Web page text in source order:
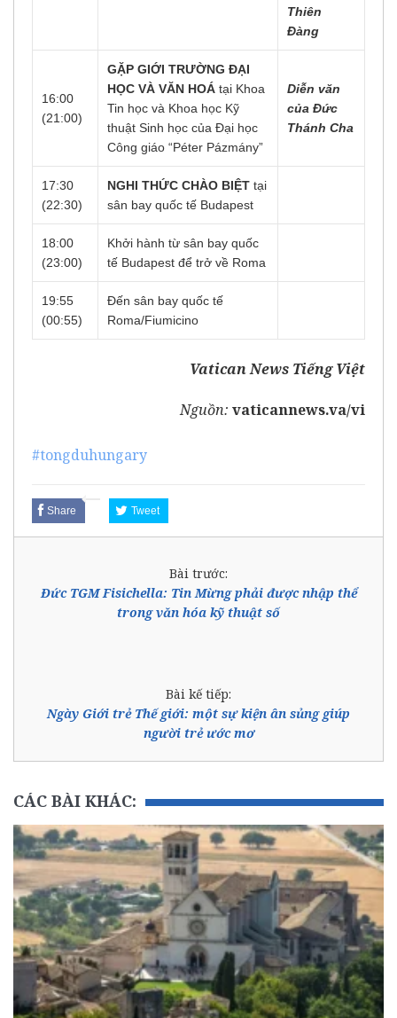
Thiên
Đàng
16:00
(21:00)
GẶP GIỚI TRƯỜNG ĐẠI
HỌC VÀ VĂN HOÁ tại Khoa
Tin học và Khoa học Kỹ
thuật Sinh học của Đại học
Công giáo “Péter Pázmány”
Diễn văn
của Đức
Thánh Cha
17:30
(22:30)
NGHI THỨC CHÀO BIỆT tại
sân bay quốc tế Budapest
18:00
(23:00)
Khởi hành từ sân bay quốc
tế Budapest để trở về Roma
19:55
(00:55)
Đến sân bay quốc tế
Roma/Fiumicino
Vatican News Tiếng Việt
Nguồn: vaticannews.va/vi
#tongduhungary
Share Tweet
Bài trước:
Đức TGM Fisichella: Tin Mừng phải được nhập thể
trong văn hóa kỹ thuật số
Bài kế tiếp:
Ngày Giới trẻ Thế giới: một sự kiện ân sủng giúp
người trẻ ước mơ
CÁC BÀI KHÁC: